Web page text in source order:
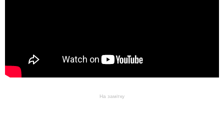
На замітку